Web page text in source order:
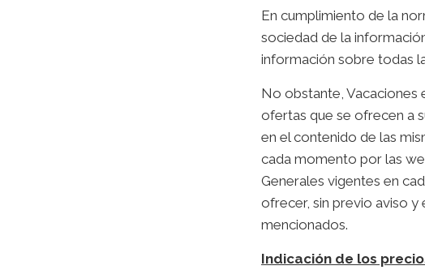
En cumplimiento de la
sociedad de la
información sobre todas
No obstante, Vacaciones
ofertas que se ofrecen a
en el contenido de las
cada momento por las
Generales vigentes en
ofrecer, sin previo aviso
mencionados.
Indicación de los